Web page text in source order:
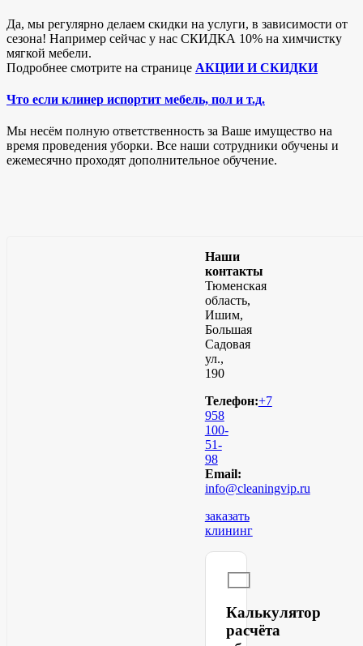
Да, мы регулярно делаем скидки на услуги, в зависимости от
сезона! Например сейчас у нас СКИДКА 10% на химчистку
мягкой мебели.
Подробнее смотрите на странице АКЦИИ И СКИДКИ
Что если клинер испортит мебель, пол и т.д.
Мы несём полную ответственность за Ваше имущество на
время проведения уборки. Все наши сотрудники обучены и
ежемесячно проходят дополнительное обучение.
Наши
контакты
Тюменская
область,
Ишим,
Большая
Садовая
ул.,
190
Телефон:+7
958
100-
51-
98
Email:
info@cleaningvip.ru
заказать
клининг
Калькулятор
расчёта